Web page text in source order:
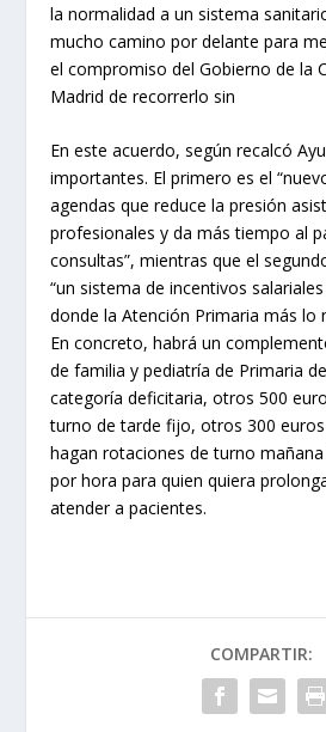
la normalidad a un sistema
mucho camino por delante para
el compromiso del Gobierno de la
Madrid de recorrerlo sin
En este acuerdo, según recalcó
importantes. El primero es el
agendas que reduce la presión
profesionales y da más tiempo al
consultas”, mientras que el
“un sistema de incentivos
donde la Atención Primaria más lo
En concreto, habrá un
de familia y pediatría de Primaria
categoría deficitaria, otros 500
turno de tarde fijo, otros 300
hagan rotaciones de turno
por hora para quien quiera
atender a pacientes.
COMPARTIR: